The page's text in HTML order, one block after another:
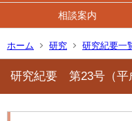
相談案内
ホーム 研究 研究紀要一
研究紀要 第23号（平